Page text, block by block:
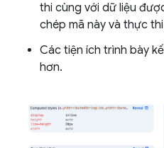
thi cùng với dữ liệu
chép mã này và thực
Các tiện ích trình bày
hơn.